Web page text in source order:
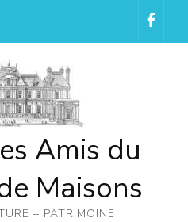
Amis du
Maisons
– PATRIMOINE